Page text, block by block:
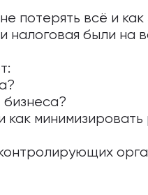
потерять всё и
налоговая были на
бизнеса?
минимизировать